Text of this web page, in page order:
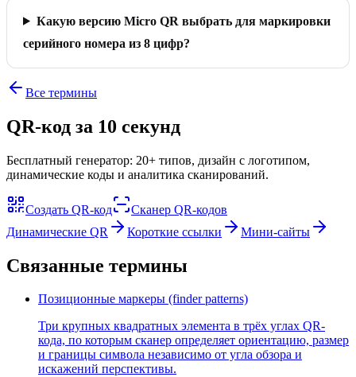
Какую версию Micro QR выбрать для маркировки
серийного номера из 8 цифр?
Все термины
QR-код за 10 секунд
Бесплатный генератор: 20+ типов, дизайн с логотипом,
динамические коды и аналитика сканирований.
Создать QR-код
Сканер QR-кодов
Динамические QR
Короткие ссылки Мини-сайты
Связанные термины
Позиционные маркеры (finder patterns)
Три крупных квадратных элемента в трёх углах QR-
кода, по которым сканер определяет ориентацию, размер
и границы символа независимо от угла обзора и
искажений перспективы.